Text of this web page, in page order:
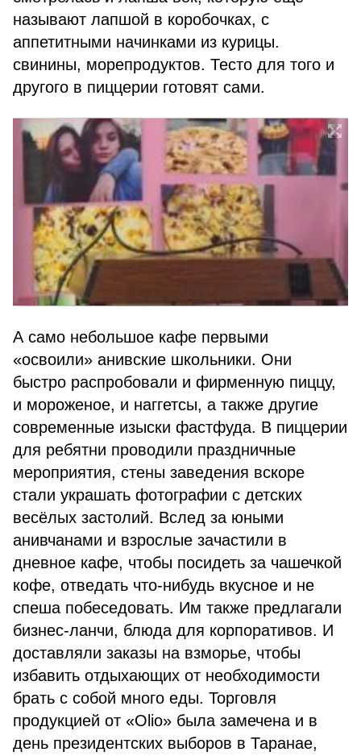
называют лапшой в коробочках, с
аппетитными начинками из курицы.
свинины, морепродуктов. Тесто для того и
другого в пиццерии готовят сами.
А само небольшое кафе первыми
«освоили» анивские школьники. Они
быстро распробовали и фирменную пиццу,
и мороженое, и наггетсы, а также другие
современные изыски фастфуда. В пиццерии
для ребятни проводили праздничные
мероприятия, стены заведения вскоре
стали украшать фотографии с детских
весёлых застолий. Вслед за юными
анивчанами и взрослые зачастили в
дневное кафе, чтобы посидеть за чашечкой
кофе, отведать что-нибудь вкусное и не
спеша побеседовать. Им также предлагали
бизнес-ланчи, блюда для корпоративов. И
доставляли заказы на взморье, чтобы
избавить отдыхающих от необходимости
брать с собой много еды. Торговля
продукцией от «Olio» была замечена и в
день президентских выборов в Таранае,